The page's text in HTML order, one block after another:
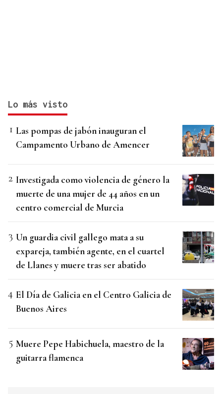
Lo más visto
Las pompas de jabón inauguran el
Campamento Urbano de Amencer
Investigada como violencia de género la
muerte de una mujer de 44 años en un
centro comercial de Murcia
Un guardia civil gallego mata a su
expareja, también agente, en el cuartel
de Llanes y muere tras ser abatido
El Día de Galicia en el Centro Galicia de
Buenos Aires
Muere Pepe Habichuela, maestro de la
guitarra flamenca